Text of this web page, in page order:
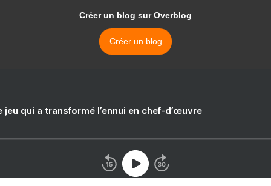
Créer un blog sur Overblog
Créer un blog
jeu qui a transformé l’ennui en chef-d’œuvre